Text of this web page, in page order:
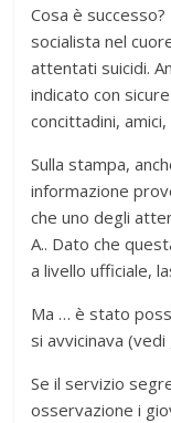
Cosa è
socialista nel
attentati suicidi.
indicato con
concittadini,
Sulla stampa,
informazione
che uno degli
A.. Dato che
a livello ufficiale,
Ma … è stato
si avvicinava
Se il servizio
osservazione i